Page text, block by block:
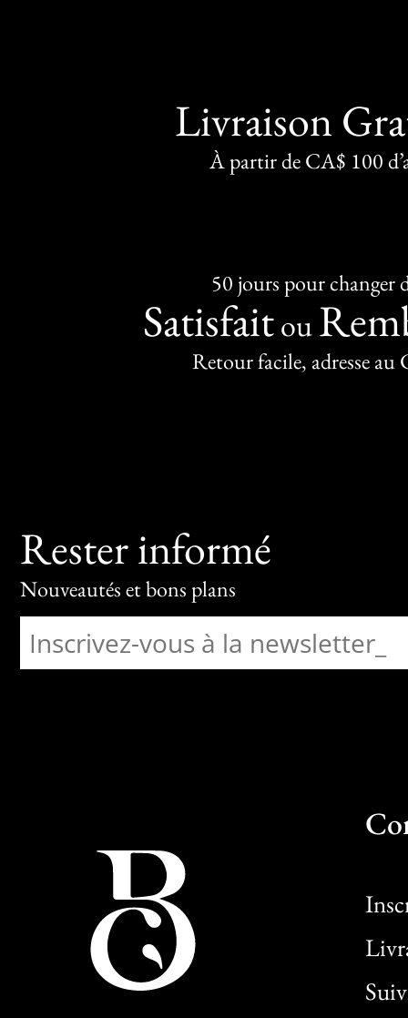
Livraison
À partir de CA$ 100
50 jours pour changer
Satisfaitou
Retour facile, adresse au
Rester informé
Nouveautés et bons plans